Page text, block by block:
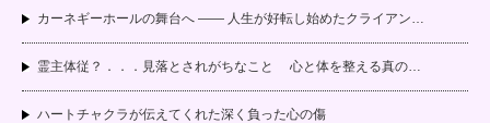
カーネギーホールの舞台へ —— 人生が好転し始めたクライアン…
霊主体従？．．．見落とされがちなこと 心と体を整える真の…
ハートチャクラが伝えてくれた深く負った心の傷